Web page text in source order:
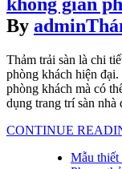
không gian
By admin
Thảm trải sàn là chi
phòng khách hiện
phòng khách mà có
dụng trang trí sàn
CONTINUE
PostedMẫu thiết